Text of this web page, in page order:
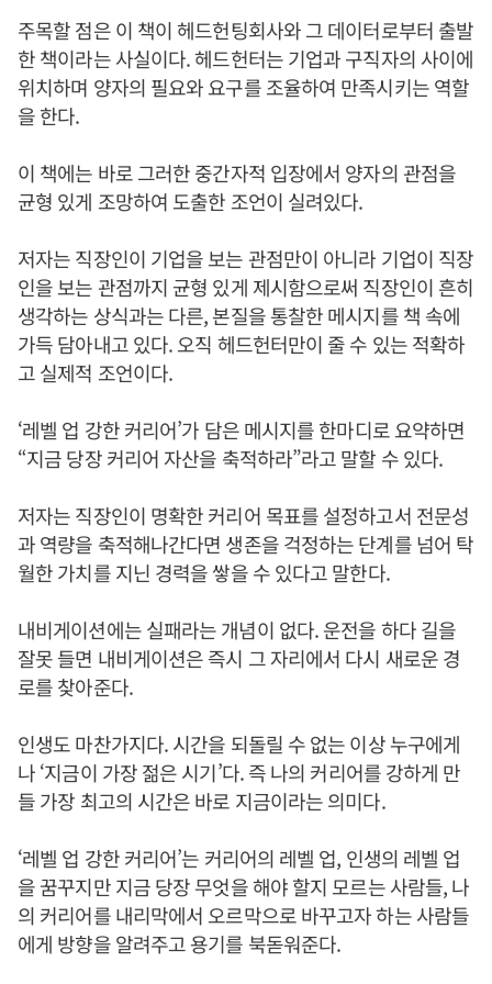
주목할 점은 이 책이 헤드헌팅회사와 그 데이터로부터 출발
한 책이라는 사실이다. 헤드헌터는 기업과 구직자의 사이에
위치하며 양자의 필요와 요구를 조율하여 만족시키는 역할
을 한다.
이 책에는 바로 그러한 중간자적 입장에서 양자의 관점을
균형 있게 조망하여 도출한 조언이 실려있다.
저자는 직장인이 기업을 보는 관점만이 아니라 기업이 직장
인을 보는 관점까지 균형 있게 제시함으로써 직장인이 흔히
생각하는 상식과는 다른, 본질을 통찰한 메시지를 책 속에
가득 담아내고 있다. 오직 헤드헌터만이 줄 수 있는 적확하
고 실제적 조언이다.
‘레벨 업 강한 커리어’가 담은 메시지를 한마디로 요약하면
“지금 당장 커리어 자산을 축적하라”라고 말할 수 있다.
저자는 직장인이 명확한 커리어 목표를 설정하고서 전문성
과 역량을 축적해나간다면 생존을 걱정하는 단계를 넘어 탁
월한 가치를 지닌 경력을 쌓을 수 있다고 말한다.
내비게이션에는 실패라는 개념이 없다. 운전을 하다 길을
잘못 들면 내비게이션은 즉시 그 자리에서 다시 새로운 경
로를 찾아준다.
인생도 마찬가지다. 시간을 되돌릴 수 없는 이상 누구에게
나 ‘지금이 가장 젊은 시기’다. 즉 나의 커리어를 강하게 만
들 가장 최고의 시간은 바로 지금이라는 의미다.
‘레벨 업 강한 커리어’는 커리어의 레벨 업, 인생의 레벨 업
을 꿈꾸지만 지금 당장 무엇을 해야 할지 모르는 사람들, 나
의 커리어를 내리막에서 오르막으로 바꾸고자 하는 사람들
에게 방향을 알려주고 용기를 북돋워준다.